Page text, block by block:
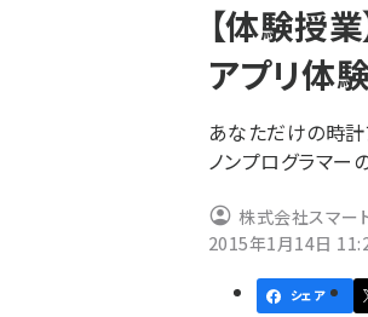
ン
く
ず
【体験授
アプリ体
あなただけの時計
ノンプログラマー
株式会社スマー
2015年1月14日
シェア